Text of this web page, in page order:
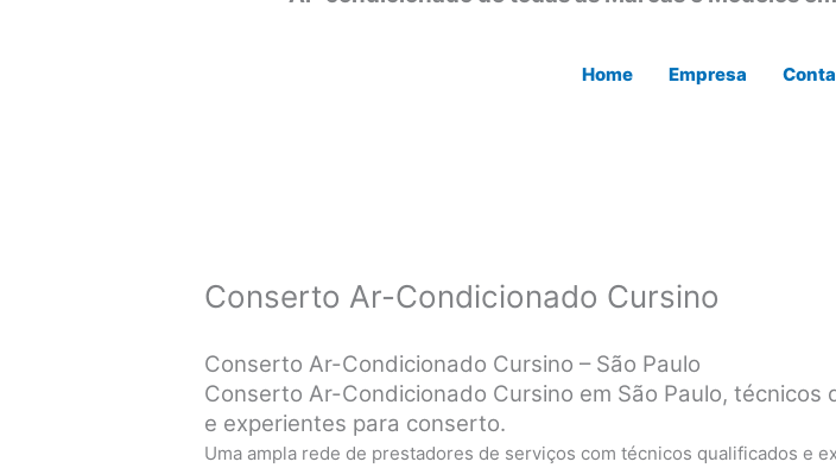
Home Empresa
Conserto Ar-Condicionado Cursino
Conserto Ar-Condicionado Cursino – São Paulo
Conserto Ar-Condicionado Cursino em São Paulo, técnicos
e experientes para conserto.
Uma ampla rede de prestadores de serviços com técnicos qualificados e